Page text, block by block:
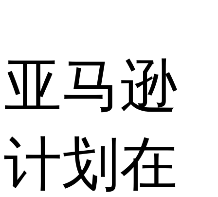
亚马逊
计划在